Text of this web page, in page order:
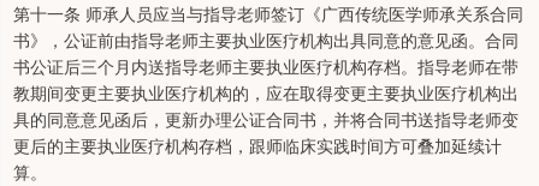
第十一条 师承人员应当与指导老师签订《广西传统医学师承关系合同
书》，公证前由指导老师主要执业医疗机构出具同意的意见函。合同
书公证后三个月内送指导老师主要执业医疗机构存档。指导老师在带
教期间变更主要执业医疗机构的，应在取得变更主要执业医疗机构出
具的同意意见函后，更新办理公证合同书，并将合同书送指导老师变
更后的主要执业医疗机构存档，跟师临床实践时间方可叠加延续计
算。